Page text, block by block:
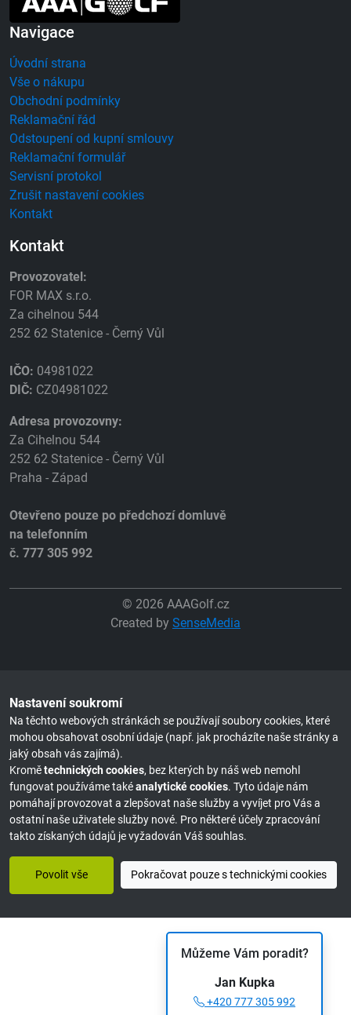
Můžeme Vám poradit?
Jan Kupka
+420 777 305 992
Navigace
Úvodní strana
Vše o nákupu
Obchodní podmínky
Reklamační řád
Odstoupení od kupní smlouvy
Reklamační formulář
Servisní protokol
Zrušit nastavení cookies
Kontakt
Kontakt
Provozovatel:
FOR MAX s.r.o.
Za cihelnou 544
252 62 Statenice - Černý Vůl
IČO: 04981022
DIČ: CZ04981022
Adresa provozovny:
Za Cihelnou 544
252 62 Statenice - Černý Vůl
Praha - Západ
Otevřeno pouze po předchozí domluvě
na telefonním
č. 777 305 992
© 2026 AAAGolf.cz
Created by SenseMedia
Nastavení soukromí
Na těchto webových stránkách se používají soubory cookies, které
mohou obsahovat osobní údaje (např. jak procházíte naše stránky a
jaký obsah vás zajímá).
Kromětechnických cookies, bez kterých by náš web nemohl
fungovat používáme takéanalytické cookies. Tyto údaje nám
pomáhají provozovat a zlepšovat naše služby a vyvíjet pro Vás a
ostatní naše uživatele služby nové. Pro některé účely zpracování
takto získaných údajů je vyžadován Váš souhlas.
Povolit vše Pokračovat pouze s technickými cookies